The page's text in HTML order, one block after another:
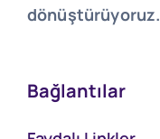
dönüştürüyoruz.
Bağlantılar